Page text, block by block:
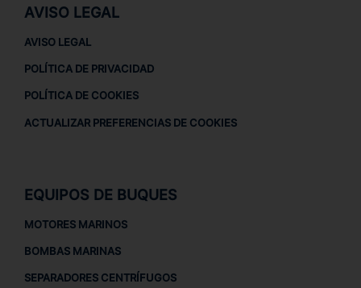
AVISO LEGAL
AVISO LEGAL
POLÍTICA DE PRIVACIDAD
POLÍTICA DE COOKIES
ACTUALIZAR PREFERENCIAS DE COOKIES
EQUIPOS DE BUQUES
MOTORES MARINOS
BOMBAS MARINAS
SEPARADORES CENTRÍFUGOS